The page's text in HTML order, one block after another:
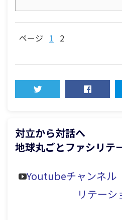
ページ 1 2
対立から対話へ
地球丸ごとファシリテ
Youtubeチャンネル
リテーシ